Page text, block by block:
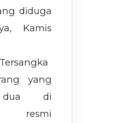
diduga
Kamis
yang
dua di
resmi